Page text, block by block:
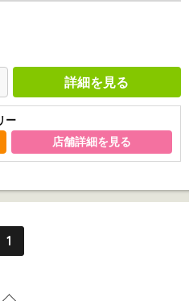
詳細を見る
ー
店舗詳細を見る
1